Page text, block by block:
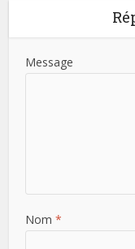
Message
Nom*